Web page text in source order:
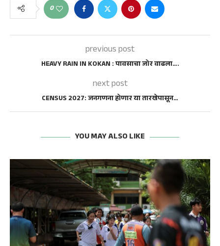
0
previous post
HEAVY RAIN IN KOKAN : पावसाचा जोर वाढला….
next post
CENSUS 2027: जनगणना होणार या तारखेपासून…
YOU MAY ALSO LIKE